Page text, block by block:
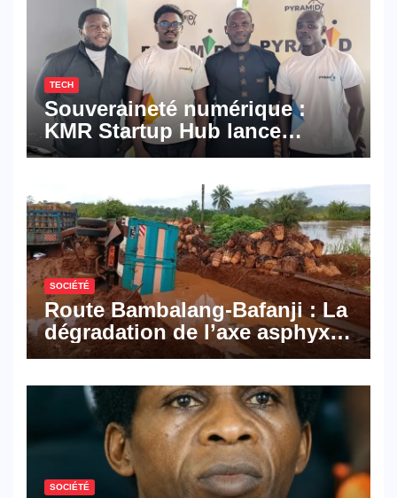
TECH
Souveraineté numérique :
KMR Startup Hub lance
Pyramid Browser et Pyramid
numériques made in
Cameroon
SOCIÉTÉ
Route Bambalang-Bafanji : La
dégradation de l’axe asphyxie
les activités économiques
SOCIÉTÉ